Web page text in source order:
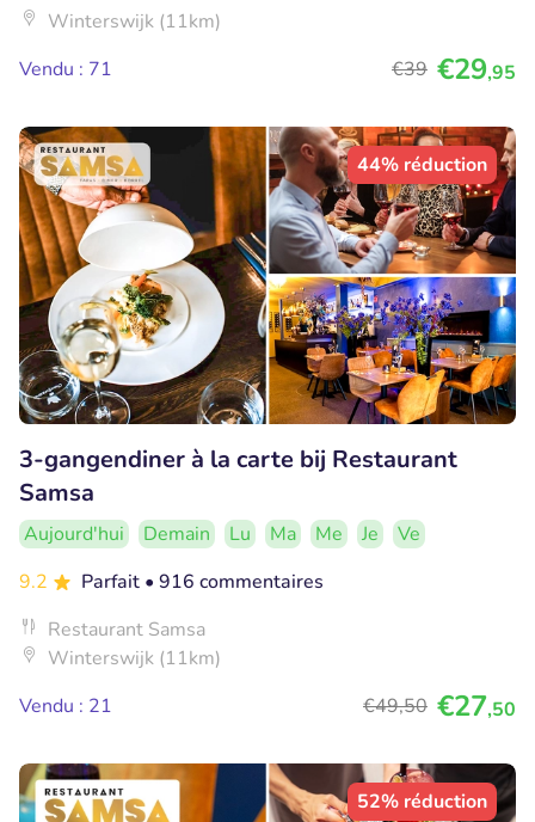
Winterswijk (11km)
Vendu : 71
€39 €29,95
44% réduction
3-gangendiner à la carte bij Restaurant
Samsa
Aujourd'hui Demain Lu Ma Me Je
Ve
9.2
Parfait • 916 commentaires
Restaurant Samsa
Winterswijk (11km)
Vendu : 21
€49,50 €27,50
52% réduction